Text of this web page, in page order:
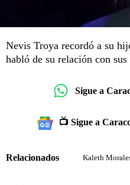
Nevis Troya recordó a su
habló de su relación con
Sigue a
📺 Sigue a
Relacionados Kaleth